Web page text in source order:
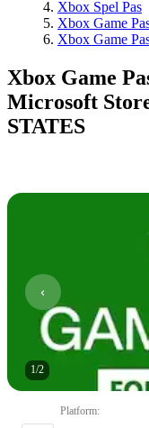
Xbox Spel Pas
Xbox Game
Xbox Game
Xbox Game
Microsoft
STATES
1/2
Platform: